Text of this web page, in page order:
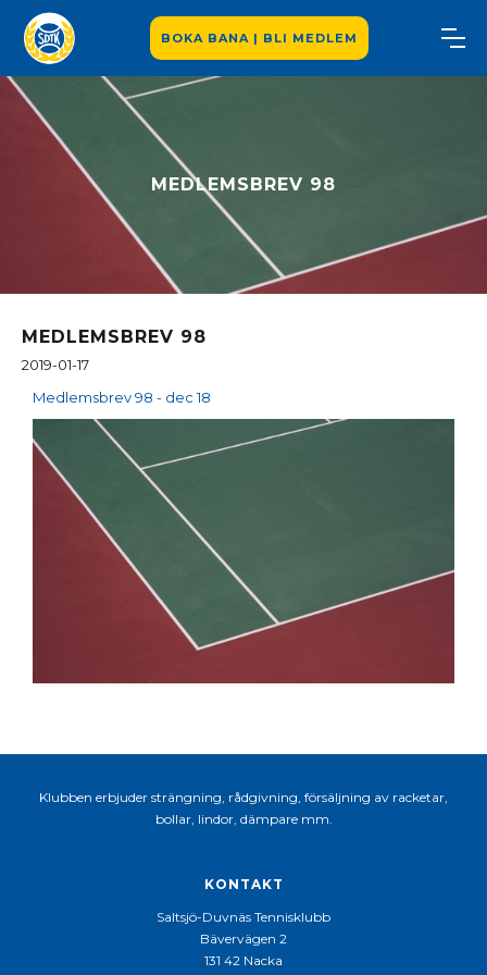
BOKA BANA | BLI MEDLEM
MEDLEMSBREV 98
MEDLEMSBREV 98
2019-01-17
Medlemsbrev 98 - dec 18
Klubben erbjuder strängning, rådgivning, försäljning av racketar,
bollar, lindor, dämpare mm.
KONTAKT
Saltsjö-Duvnäs Tennisklubb
Bävervägen 2
131 42 Nacka